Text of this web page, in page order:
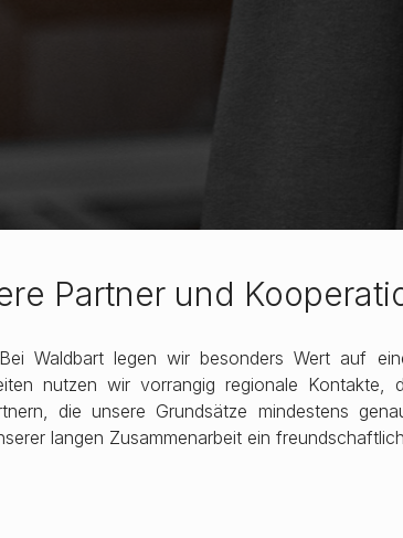
Partner und
Waldbart legen wir besonders Wert auf
nutzen wir vorrangig regionale
die unsere Grundsätze mindestens
langen Zusammenarbeit ein